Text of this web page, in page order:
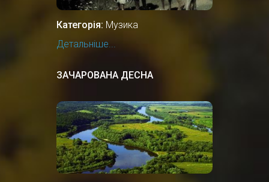
Категорія: Музика
Детальніше...
ЗАЧАРОВАНА ДЕСНА